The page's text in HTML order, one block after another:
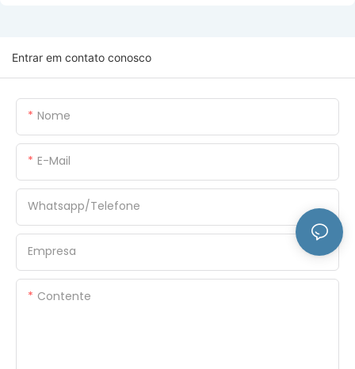
Entrar em contato conosco
Nome
E-Mail
Whatsapp/Telefone
Empresa
Contente